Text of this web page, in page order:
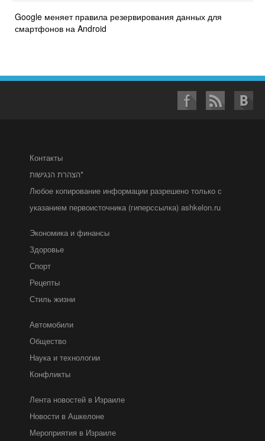
Google меняет правила резервирования данных для
смартфонов на Android
Контакты
הצהרת הנגישות*
Любое копирование информации разрешено только с
указанием первоисточника (гиперссылка) ashkelon.ru
Экономика и финансы
Здоровье
Спорт
Рецепты
Стиль жизни
Автомобили
Общество
Наука и технологии
Конфликты
Лента новостей в Израиле
Новости в Ашкелоне
Мероприятия в Израиле